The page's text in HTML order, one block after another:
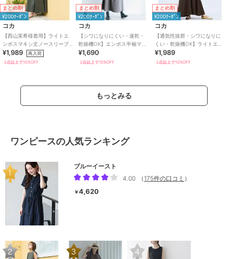
まとめ割
¥200ｸｰﾎﾟﾝ
コカ
【西山茉希様着用】ライトエ
ンボスマキシ丈ノースリーブ
ワンピース 全4色 / シワになり
にくい・速乾
¥1,989 再入荷
2点以上で10%OFF
まとめ割
¥200ｸｰﾎﾟﾝ
コカ
【シワになりにくい・速乾・
乾燥機OK】エンボス半袖マキ
シワンピース 全4色
¥1,690
2点以上で10%OFF
まとめ割
¥200ｸｰﾎﾟﾝ
コカ
【通気性抜群・シワになりに
くい・乾燥機OK】ライトエン
ボスマキシロールアップワン
ピース 全3色
¥1,989
2点以上で10%OFF
もっとみる
ワンピースの人気ランキング
ブルーイースト
4.00
（ 175件の口コミ ）
￥4,620